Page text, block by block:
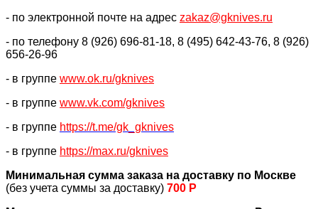
- по электронной почте на адрес zakaz@gknives.ru
- по телефону 8 (926) 696-81-18, 8 (495) 642-43-76, 8 (926)
656-26-96
- в группе www.ok.ru/gknives
- в группе www.vk.com/gknives
- в группе https://t.me/gk_gknives
- в группе https://max.ru/gknives
Минимальная сумма заказа на доставку по Москве
(без учета суммы за доставку) 700 Р